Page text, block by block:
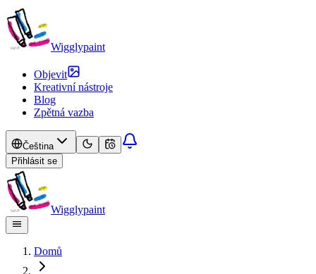
Wigglypaint
Objevit
Kreativní nástroje
Blog
Zpětná vazba
Čeština
Přihlásit se
Wigglypaint
Domů